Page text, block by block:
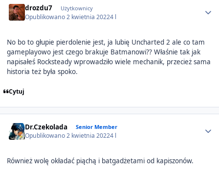
drozdu7 Użytkownicy
Opublikowano2 kwietnia 20224 l
No bo to głupie pierdolenie jest, ja lubię Uncharted 2 ale co tam
gameplayowo jest czego brakuje Batmanowi?? Właśnie tak jak
napisałeś Rocksteady wprowadziło wiele mechanik, przecież sama
historia też była spoko.
Cytuj
Dr.Czekolada Senior Member
Opublikowano2 kwietnia 20224 l
Również wolę okładać piąchą i batgadżetami od kapiszonów.